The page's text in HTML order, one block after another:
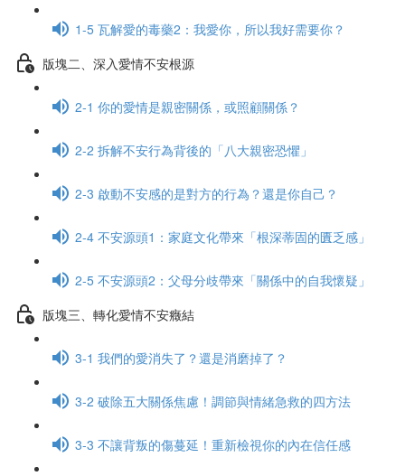
1-5 瓦解愛的毒藥2：我愛你，所以我好需要你？
版塊二、深入愛情不安根源
2-1 你的愛情是親密關係，或照顧關係？
2-2 拆解不安行為背後的「八大親密恐懼」
2-3 啟動不安感的是對方的行為？還是你自己？
2-4 不安源頭1：家庭文化帶來「根深蒂固的匱乏感」
2-5 不安源頭2：父母分歧帶來「關係中的自我懷疑」
版塊三、轉化愛情不安癥結
3-1 我們的愛消失了？還是消磨掉了？
3-2 破除五大關係焦慮！調節與情緒急救的四方法
3-3 不讓背叛的傷蔓延！重新檢視你的內在信任感